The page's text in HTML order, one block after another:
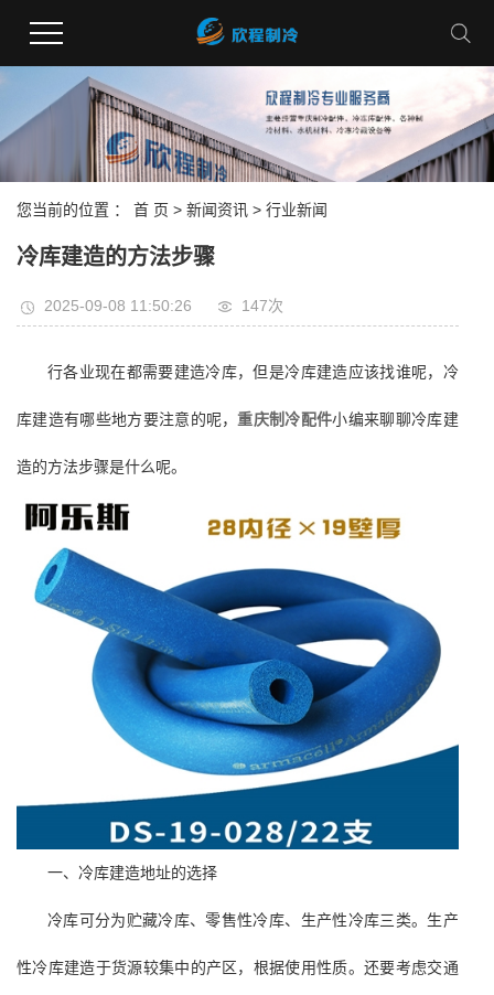
您当前的位置 ： 首 页 > 新闻资讯 > 行业新闻
冷库建造的方法步骤
2025-09-08 11:50:26 147次
行各业现在都需要建造冷库，但是冷库建造应该找谁呢，冷
库建造有哪些地方要注意的呢，重庆制冷配件小编来聊聊冷库建
造的方法步骤是什么呢。
一、冷库建造地址的选择
冷库可分为贮藏冷库、零售性冷库、生产性冷库三类。生产
性冷库建造于货源较集中的产区，根据使用性质。还要考虑交通